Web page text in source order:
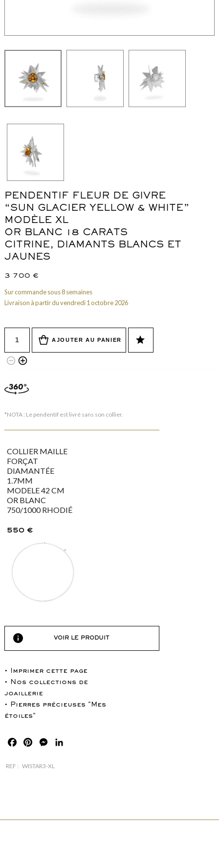
PENDENTIF FLEUR DE GIVRE
“SUN GLACIER YELLOW & WHITE”
MODÈLE XL
OR BLANC 18 CARATS
CITRINE, DIAMANTS BLANCS ET
JAUNES
3 700 €
Sur commande sous 8 semaines
Livraison à partir du vendredi 1 octobre 2026
AJOUTER AU PANIER star
remove_circle_outline add_circle_outline
*NOTA : Le pendentif est livré sans son collier.
COLLIER MAILLE
FORÇAT
DIAMANTÉE
1.7MM
MODELE 42 CM
OR BLANC
750/1000 RHODIÉ
550 €
info VOIR LE PRODUIT
• Imprimer cette page
• Nos collections de
joaillerie
• Pierres précieuses "Mes
étoiles"
FacebookPinterestMessenger
REF : WISTAR3-XL